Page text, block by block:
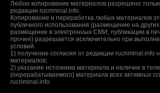
Любое копирование материалов разрешено
редакции rucriminal.info.
Копирование и переработка любых материалов
публичного использования (размещение на
размещение в электронных СМИ, публикации в
прочее) разрешается исключительно при
условий:
1) получение согласия от редакции rucriminal.info
материалов;
2) указание источника материала и наличие в
(перерабатываемого) материала всех активных
rucriminal.info